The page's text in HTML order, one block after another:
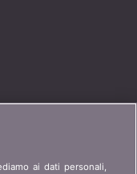
comparatori?
ai dati personali,